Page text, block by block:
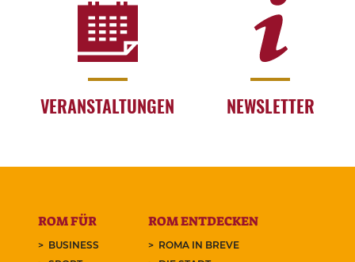
VERANSTALTUNGEN NEWSLETTER
ROM FÜR
BUSINESS
ROM ENTDECKEN
ROMA IN BREVE